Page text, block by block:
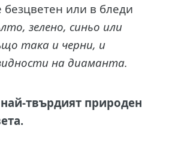
или в бледи
зелено, синьо или
така и черни, и
на диаманта.
твърдият природен